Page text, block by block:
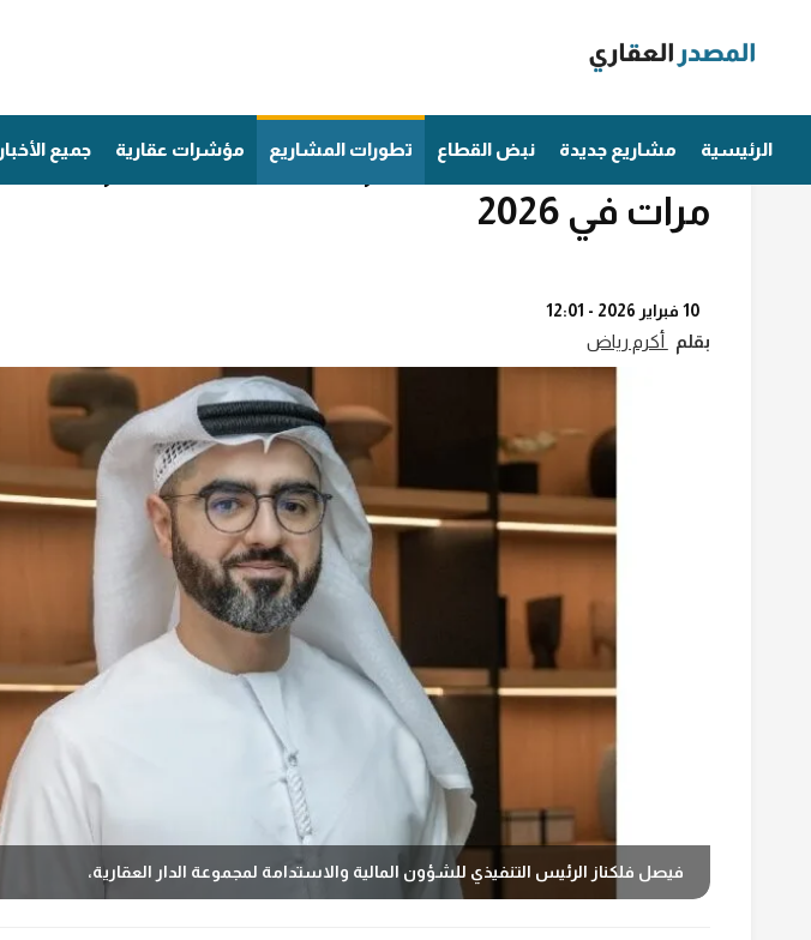
الرئيسية مشاريع جديدة نبض القطاع تطورات المشاريع مؤشرات عقارية جميع الأخبار
مرات في 2026
10 فبراير 2026 - 12:01
بقلم أكرم رياض
فيصل فلكناز الرئيس التنفيذي للشؤون المالية والاستدامة لمجموعة الدار العقارية،